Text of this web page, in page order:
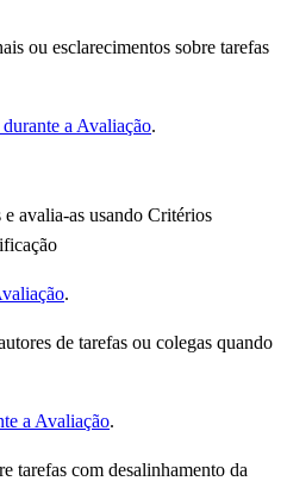
ou esclarecimentos sobre tarefas
a Avaliação.
e avalia-as usando Critérios
.
de tarefas ou colegas quando
a Avaliação.
tarefas com desalinhamento da